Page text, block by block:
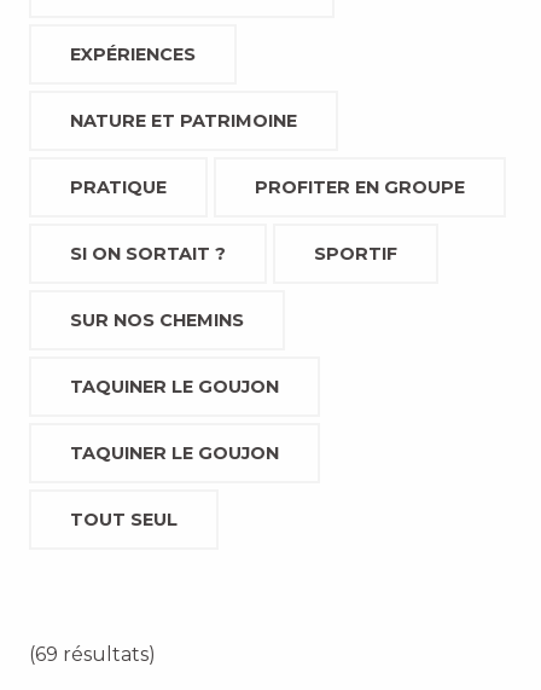
EXPÉRIENCES
NATURE ET PATRIMOINE
PRATIQUE PROFITER EN GROUPE
SI ON SORTAIT ? SPORTIF
SUR NOS CHEMINS
TAQUINER LE GOUJON
TAQUINER LE GOUJON
TOUT SEUL
(69 résultats)